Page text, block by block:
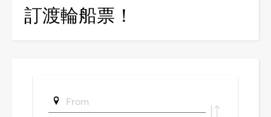
訂渡輪船票！